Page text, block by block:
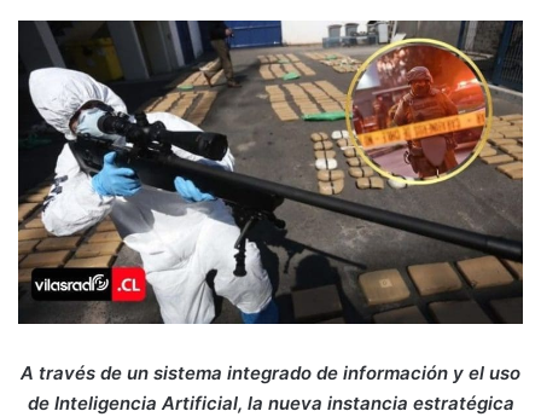
A través de un sistema integrado de información y el uso
de Inteligencia Artificial, la nueva instancia estratégica